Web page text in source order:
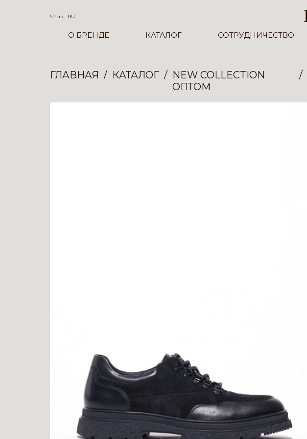
Язык: RU
О БРЕНДЕ КАТАЛОГ СОТРУДНИЧЕСТВО
ГЛАВНАЯ КАТАЛОГ
NEW COLLECTION
ОПТОМ